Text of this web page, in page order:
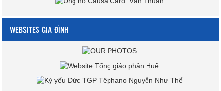
WEBSITES GIA ĐÌNH